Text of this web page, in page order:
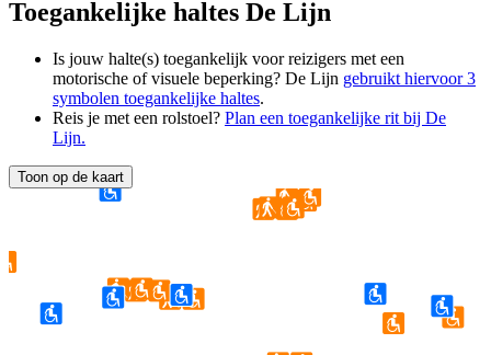
Toegankelijke haltes De Lijn
Is jouw halte(s) toegankelijk voor reizigers met een
motorische of visuele beperking? De Lijn gebruikt hiervoor 3
symbolen toegankelijke haltes.
Reis je met een rolstoel? Plan een toegankelijke rit bij De
Lijn.
Toon op de kaart